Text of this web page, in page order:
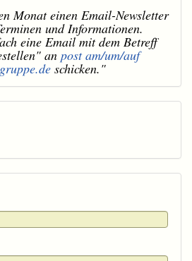
Monat einen Email-Newsletter
und Informationen.
eine Email mit dem Betreff
an post am/um/auf
schicken."